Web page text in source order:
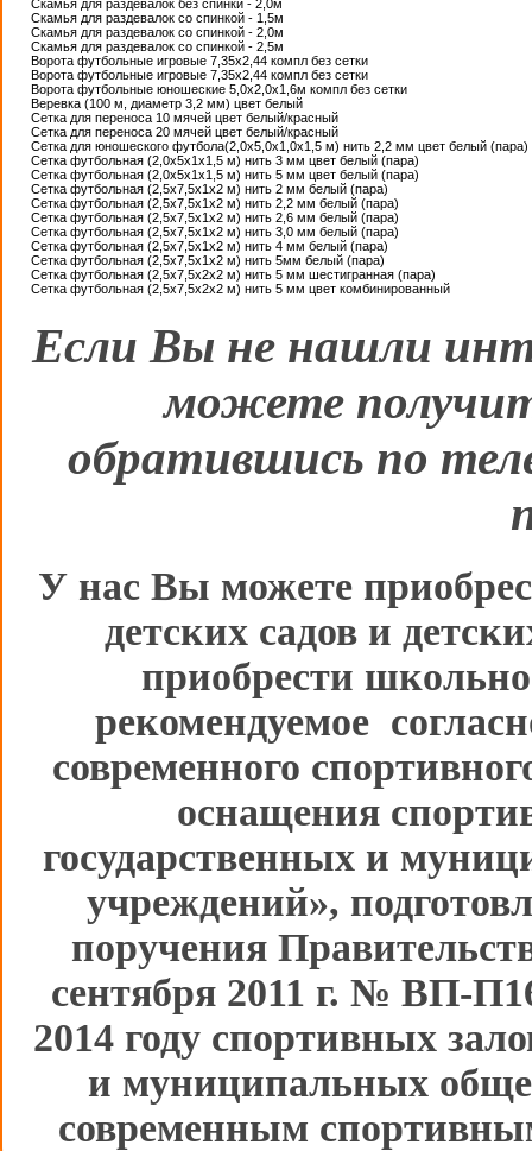
Скамья для раздевалок без спинки - 2,0м
Скамья для раздевалок со спинкой - 1,5м
Скамья для раздевалок со спинкой - 2,0м
Скамья для раздевалок со спинкой - 2,5м
Ворота футбольные игровые 7,35х2,44 компл без сетки
Ворота футбольные игровые 7,35х2,44 компл без сетки
Ворота футбольные юношеские 5,0х2,0х1,6м компл без сетки
Веревка (100 м, диаметр 3,2 мм) цвет белый
Сетка для переноса 10 мячей цвет белый/красный
Сетка для переноса 20 мячей цвет белый/красный
Сетка для юношеского футбола(2,0х5,0х1,0х1,5 м) нить 2,2 мм цвет белый (пара)
Сетка футбольная (2,0х5х1х1,5 м) нить 3 мм цвет белый (пара)
Сетка футбольная (2,0х5х1х1,5 м) нить 5 мм цвет белый (пара)
Сетка футбольная (2,5х7,5х1х2 м) нить 2 мм белый (пара)
Сетка футбольная (2,5х7,5х1х2 м) нить 2,2 мм белый (пара)
Сетка футбольная (2,5х7,5х1х2 м) нить 2,6 мм белый (пара)
Сетка футбольная (2,5х7,5х1х2 м) нить 3,0 мм белый (пара)
Сетка футбольная (2,5х7,5х1х2 м) нить 4 мм белый (пара)
Сетка футбольная (2,5х7,5х1х2 м) нить 5мм белый (пара)
Сетка футбольная (2,5х7,5х2х2 м) нить 5 мм шестигранная (пара)
Сетка футбольная (2,5х7,5х2х2 м) нить 5 мм цвет комбинированный
Если Вы не нашли
можете
обратившись по
У нас Вы можете
детских садов и
приобрести
рекомендуемое
современного
оснащения
государственных и
учреждений»,
поручения
сентября 2011 г. № ВП-
2014 году спортивных
и муниципальных
современным